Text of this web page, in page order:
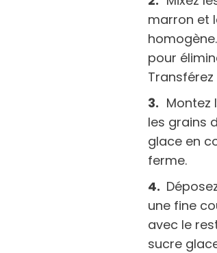
marron et
pour
Montez
les grains
glace en
ferme.
une fine
avec le
sucre